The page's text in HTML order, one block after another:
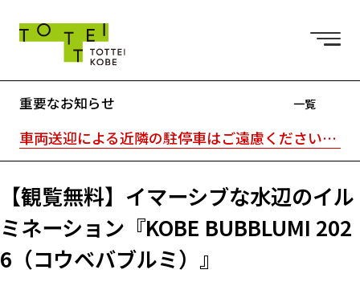
重要なお知らせ
車両送迎による近隣の駐停車はご遠慮ください。駐車場はTOTTEI外の近隣駐車場をご利用ください。｜TOTTEI内はキャッシュレスです。
一覧
【観覧無料】イマーシブな水辺のイル
ミネーション『KOBE BUBBLUMI 202
6（コウベバブルミ）』